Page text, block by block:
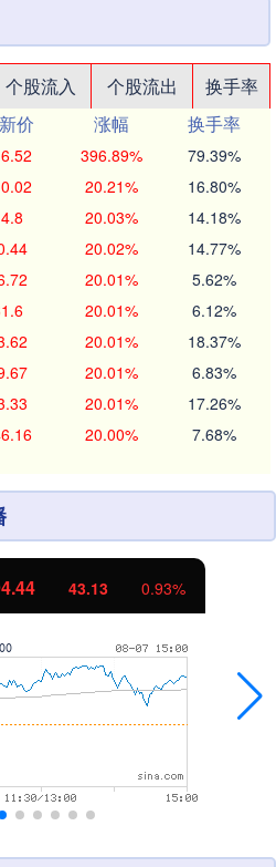
个股流入 个股流出
换手率
价 涨幅
换手率
396.89% 79.39%
20.21% 16.80%
20.03% 14.18%
20.02% 14.77%
20.01% 5.62%
20.01% 6.12%
20.01% 18.37%
20.01% 6.83%
20.01% 17.26%
20.00% 7.68%
43.13 0.93%